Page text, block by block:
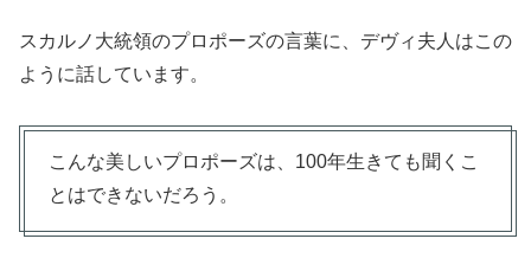
スカルノ大統領のプロポーズの言葉に、デヴィ夫人はこの
ように話しています。
こんな美しいプロポーズは、100年生きても聞くこ
とはできないだろう。